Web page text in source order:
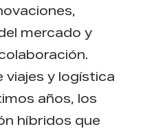
mercado y
viajes y logística
años, los
híbridos que